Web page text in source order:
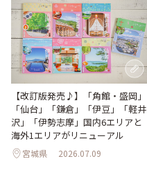
【改訂版発売♪】「角館・盛岡」
「仙台」「鎌倉」「伊豆」「軽井
沢」「伊勢志摩」国内6エリアと
海外1エリアがリニューアル
宮城県 2026.07.09